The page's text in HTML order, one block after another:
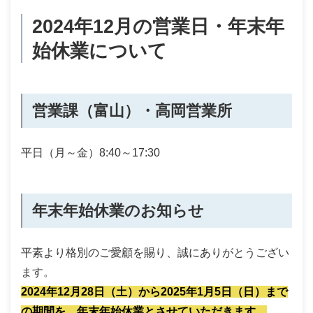
2024年12月の営業日・年末年
始休業について
営業課（富山）・高岡営業所
平日（月～金）8:40～17:30
年末年始休業のお知らせ
平素より格別のご愛顧を賜り、誠にありがとうござい
ます。
2024年12月28日（土）から2025年1月5日（日）まで